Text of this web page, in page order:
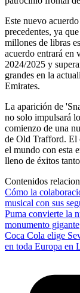
Este nuevo
precedentes, ya
millones de libras
acuerdo entrará en
2024/2025 y
grandes en la
Emirates.
La aparición de
no solo impulsará
comienzo de una
de Old Trafford. El
el mundo con esta
lleno de éxitos
Contenidos
Cómo la
musical con sus
Puma convierte la
monumento gigante
Coca Cola elige
en toda Europa en